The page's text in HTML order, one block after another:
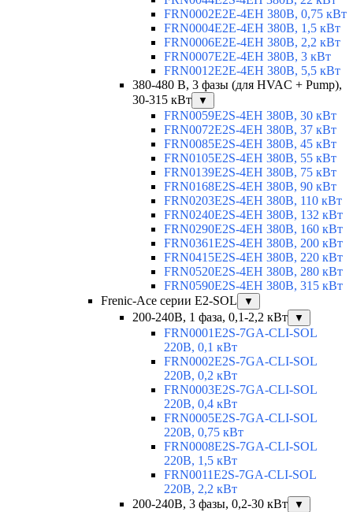
FRN0002E2E-4EH 380В, 0,75 кВт
FRN0004E2E-4EH 380В, 1,5 кВт
FRN0006E2E-4EH 380В, 2,2 кВт
FRN0007E2E-4EH 380В, 3 кВт
FRN0012E2E-4EH 380В, 5,5 кВт
380-480 В, 3 фазы (для HVAC + Pump),
30-315 кВт
▼
FRN0059E2S-4EH 380В, 30 кВт
FRN0072E2S-4EH 380В, 37 кВт
FRN0085E2S-4EH 380В, 45 кВт
FRN0105E2S-4EH 380В, 55 кВт
FRN0139E2S-4EH 380В, 75 кВт
FRN0168E2S-4EH 380В, 90 кВт
FRN0203E2S-4EH 380В, 110 кВт
FRN0240E2S-4EH 380В, 132 кВт
FRN0290E2S-4EH 380В, 160 кВт
FRN0361E2S-4EH 380В, 200 кВт
FRN0415E2S-4EH 380В, 220 кВт
FRN0520E2S-4EH 380В, 280 кВт
FRN0590E2S-4EH 380В, 315 кВт
Frenic-Ace серии E2-SOL
▼
200-240В, 1 фаза, 0,1-2,2 кВт ▼
FRN0001E2S-7GA-CLI-SOL
220В, 0,1 кВт
FRN0002E2S-7GA-CLI-SOL
220В, 0,2 кВт
FRN0003E2S-7GA-CLI-SOL
220В, 0,4 кВт
FRN0005E2S-7GA-CLI-SOL
220В, 0,75 кВт
FRN0008E2S-7GA-CLI-SOL
220В, 1,5 кВт
FRN0011E2S-7GA-CLI-SOL
220В, 2,2 кВт
200-240В, 3 фазы, 0,2-30 кВт
▼